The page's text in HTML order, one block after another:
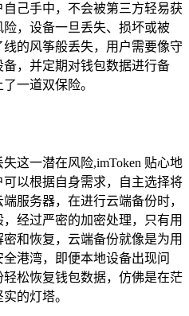
己手中，不会被第三方轻易获
，设备一旦丢失、损坏或被
的风筝般丢失，用户需要像守
，并定期对钱包数据进行备
一道双保险。
这一潜在风险,imToken 贴心地
以根据自身需求，自主选择将
服务器，在进行云端备份时，
经过严密的加密处理，只有用
和恢复，云端备份就像是为用
港湾，即便本地设备出现问
松恢复钱包数据，仿佛是在茫
的灯塔。